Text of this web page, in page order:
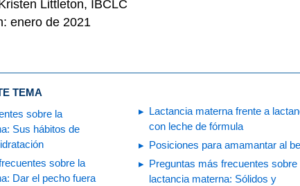
Littleton, IBCLC
enero de 2021
TEMA
sobre la
Sus hábitos de
sobre la
Dar el pecho fuera
Lactancia materna frente a
con leche de fórmula
Posiciones para amamantar al
Preguntas más frecuentes sobre
lactancia materna: Sólidos y